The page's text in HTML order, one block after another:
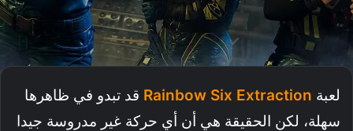
لعبة Rainbow Six Extraction
قد تبدو في ظاهرها
سهلة، لكن الحقيقة هي أن أي حركة غير مدروسة جيدا